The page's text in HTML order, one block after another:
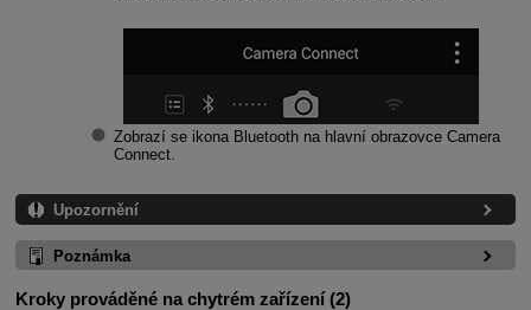
Zobrazí se ikona Bluetooth na hlavní obrazovce Camera
Connect.
Upozornění
Poznámka
Kroky prováděné na chytrém zařízení (2)